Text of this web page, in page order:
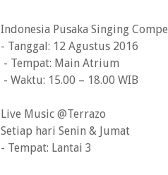
Indonesia Pusaka Singing
- Tanggal: 12 Agustus 2016
- Tempat: Main Atrium
- Waktu: 15.00 – 18.00 WIB
Live Music @Terrazo
Setiap hari Senin & Jumat
- Tempat: Lantai 3